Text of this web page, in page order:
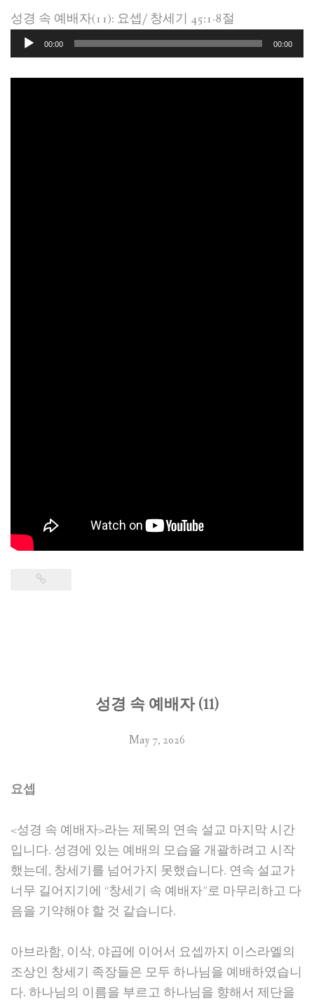
성경 속 예배자(11): 요셉/ 창세기 45:1-8절
Audio
00:00 00:00
성경 속 예배자 (11)
May 7, 2026
요셉
<성경 속 예배자>라는 제목의 연속 설교 마지막 시간
입니다. 성경에 있는 예배의 모습을 개괄하려고 시작
했는데, 창세기를 넘어가지 못했습니다. 연속 설교가
너무 길어지기에 “창세기 속 예배자”로 마무리하고 다
음을 기약해야 할 것 같습니다.
아브라함, 이삭, 야곱에 이어서 요셉까지 이스라엘의
조상인 창세기 족장들은 모두 하나님을 예배하였습니
다. 하나님의 이름을 부르고 하나님을 향해서 제단을